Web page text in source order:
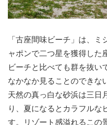
「古座間味ビーチ」は、
ャポンで二つ星を獲得した
ビーチと比べても群を抜い
なかなか見ることのできな
天然の真っ白な砂浜は三
り、夏になるとカラフルな
す。リゾート感溢れるこの